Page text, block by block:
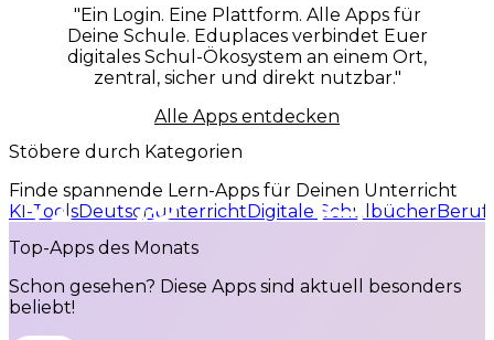
"Ein Login. Eine Plattform. Alle Apps für
Deine Schule. Eduplaces verbindet Euer
digitales Schul-Ökosystem an einem Ort,
zentral, sicher und direkt nutzbar."
Alle Apps entdecken
Stöbere durch Kategorien
Finde spannende Lern-Apps für Deinen Unterricht
KI-ToolsDeutschunterricht Digitale Schulbücher
Top-Apps des Monats
Schon gesehen? Diese Apps sind aktuell besonders
beliebt!